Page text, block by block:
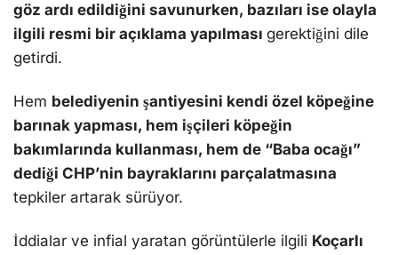
göz ardı edildiğini savunurken, bazıları ise olayla
ilgili resmi bir açıklama yapılması gerektiğini dile
getirdi.
Hem belediyenin şantiyesini kendi özel köpeğine
barınak yapması, hem işçileri köpeğin
bakımlarında kullanması, hem de “Baba ocağı”
dediği CHP’nin bayraklarını parçalatmasına
tepkiler artarak sürüyor.
İddialar ve infial yaratan görüntülerle ilgili Koçarlı